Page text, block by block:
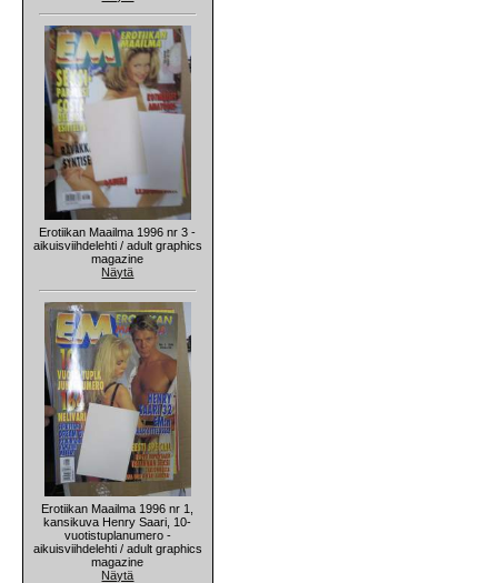
Erotiikan Maailma 1996 nr 3 -
aikuisviihdelehti / adult graphics
magazine
Näytä
Erotiikan Maailma 1996 nr 1,
kansikuva Henry Saari, 10-
vuotistuplanumero -
aikuisviihdelehti / adult graphics
magazine
Näytä